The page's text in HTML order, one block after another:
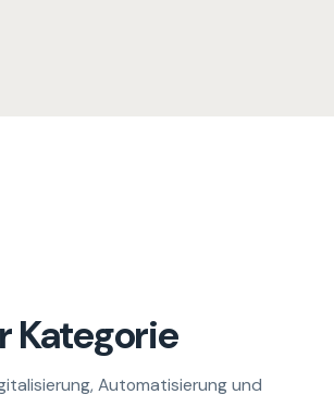
Kategorie
Automatisierung und